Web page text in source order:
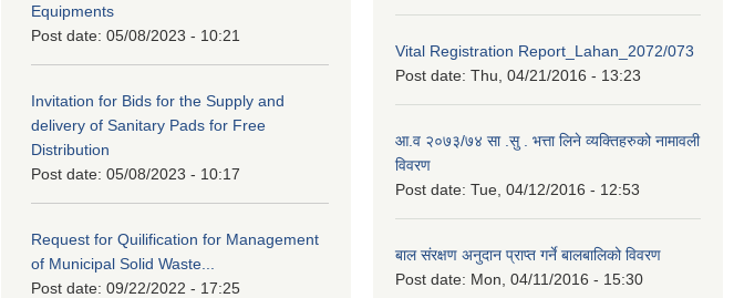
Equipments
Post date: 05/08/2023 - 10:21
Invitation for Bids for the Supply and
delivery of Sanitary Pads for Free
Distribution
Post date: 05/08/2023 - 10:17
Request for Quilification for Management
of Municipal Solid Waste...
Post date: 09/22/2022 - 17:25
Vital Registration Report_Lahan_2072/073
Post date: Thu, 04/21/2016 - 13:23
आ.व २०७३/७४ सा .सु . भत्ता लिने व्यक्तिहरुको नामावली
विवरण
Post date: Tue, 04/12/2016 - 12:53
बाल संरक्षण अनुदान प्राप्त गर्ने बालबालिको विवरण
Post date: Mon, 04/11/2016 - 15:30